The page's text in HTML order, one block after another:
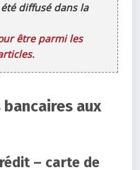
diffusé dans la
être parmi les
aux
– carte de